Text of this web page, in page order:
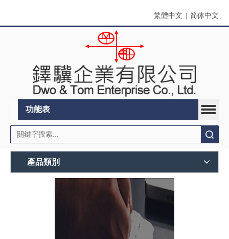
繁體中文 简体中文
功能表
產品類別